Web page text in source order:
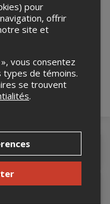
n'êtes pas un
pour
offrir
site et
vous consentez
types de témoins.
se trouvent
.